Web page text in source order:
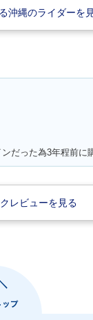
沖縄のライダーを
レビューを見る